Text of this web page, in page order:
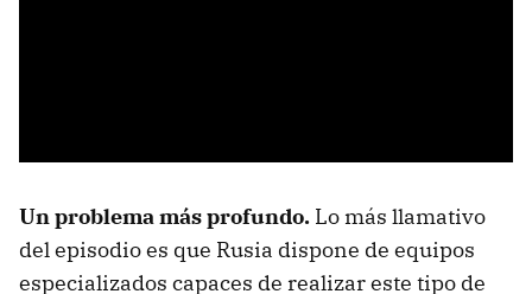
Un problema más profundo. Lo más llamativo
del episodio es que Rusia dispone de equipos
especializados capaces de realizar este tipo de